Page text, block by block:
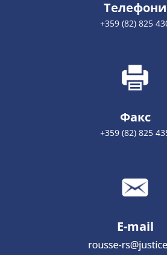
Телефони
+359 (82) 825
Факс
+359 (82) 825
E-mail